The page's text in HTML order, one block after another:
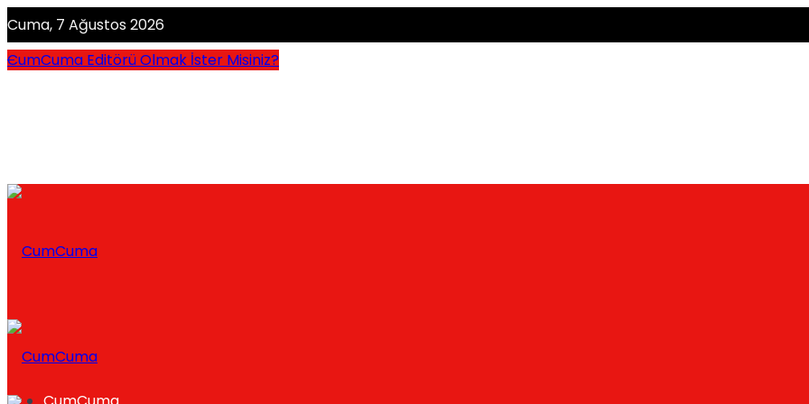
Cuma, 7 Ağustos 2026
CumCuma Editörü Olmak İster Misiniz?